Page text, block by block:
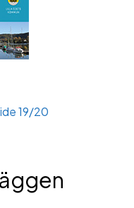
19/20